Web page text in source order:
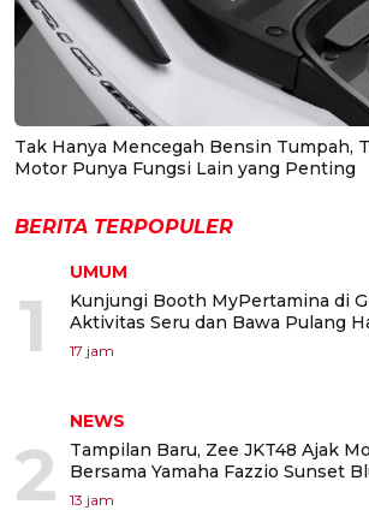
Tak Hanya Mencegah Bensin Tumpah,
Motor Punya Fungsi Lain yang Penting
BERITA TERPOPULER
1
UMUM
Kunjungi Booth MyPertamina di
Aktivitas Seru dan Bawa Pulang
17 jam
2
NEWS
Tampilan Baru, Zee JKT48 Ajak
Bersama Yamaha Fazzio Sunset
13 jam